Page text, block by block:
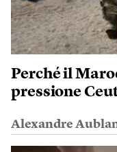
Perché il
pressione
Alexandre